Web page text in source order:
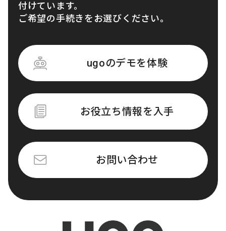
付けています。
ご希望の手続きをお選びください。
ugoのデモを体験
お役立ち情報を入手
お問い合わせ